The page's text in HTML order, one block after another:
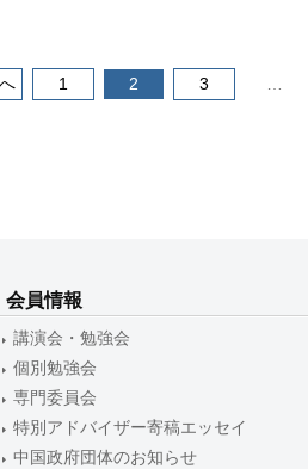
1 2 3 …
会員情報
講演会・勉強会
個別勉強会
専門委員会
特別アドバイザー寄稿エッセイ
中国政府団体のお知らせ